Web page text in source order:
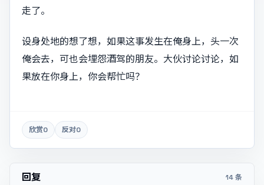
走了。
设身处地的想了想，如果这事发生在俺身上，头一次
俺会去，可也会埋怨酒驾的朋友。大伙讨论讨论，如
果放在你身上，你会帮忙吗？
欣赏0 反对0
回复 14 条